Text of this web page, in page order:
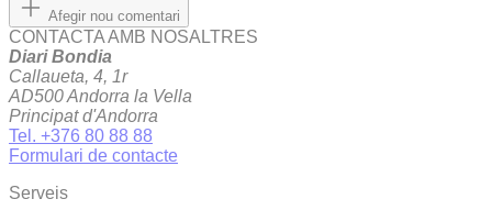
Afegir nou comentari
CONTACTA AMB NOSALTRES
Diari Bondia
Callaueta, 4, 1r
AD500 Andorra la Vella
Principat d'Andorra
Tel. +376 80 88 88
Formulari de contacte
Serveis